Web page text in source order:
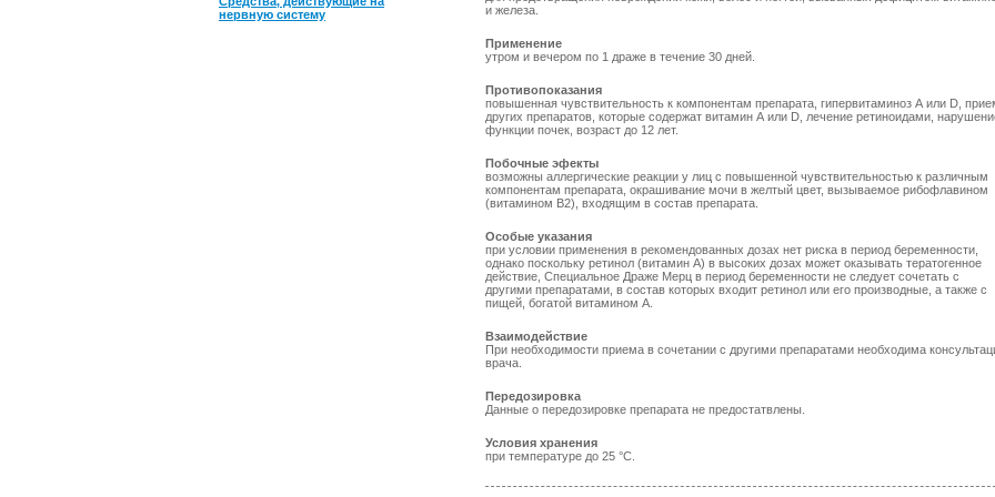
нервную систему
и железа.
Применение
утром и вечером по 1 драже в течение 30 дней.
Противопоказания
повышенная чувствительность к компонентам препарата, гипервитаминоз А или D,
других препаратов, которые содержат витамин А или D, лечение ретиноидами,
функции почек, возраст до 12 лет.
Побочные эфекты
возможны аллергические реакции у лиц с повышенной чувствительностью к различным
компонентам препарата, окрашивание мочи в желтый цвет, вызываемое рибофлавином
(витамином В2), входящим в состав препарата.
Особые указания
при условии применения в рекомендованных дозах нет риска в период беременности,
однако поскольку ретинол (витамин А) в высоких дозах может оказывать тератогенное
действие, Специальное Драже Мерц в период беременности не следует сочетать с
другими препаратами, в состав которых входит ретинол или его производные, а также с
пищей, богатой витамином А.
Взаимодействие
При необходимости приема в сочетании с другими препаратами необходима
врача.
Передозировка
Данные о передозировке препарата не предостатвлены.
Условия хранения
при температуре до 25 °С.